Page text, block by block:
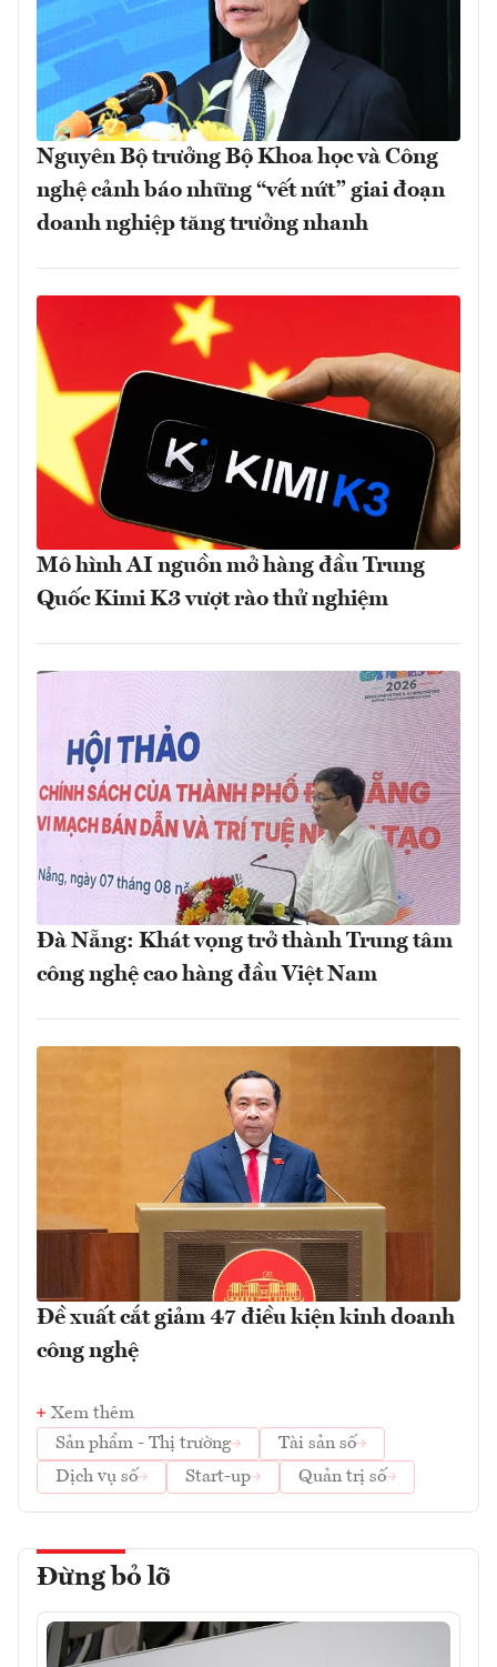
Nguyên Bộ trưởng Bộ Khoa học và Công
nghệ cảnh báo những “vết nứt” giai đoạn
doanh nghiệp tăng trưởng nhanh
Mô hình AI nguồn mở hàng đầu Trung
Quốc Kimi K3 vượt rào thử nghiệm
Đà Nẵng: Khát vọng trở thành Trung tâm
công nghệ cao hàng đầu Việt Nam
Đề xuất cắt giảm 47 điều kiện kinh doanh
công nghệ
Xem thêm
Sản phẩm - Thị trường
Tài sản số
Dịch vụ số
Start-up Quản trị số
Đừng bỏ lỡ